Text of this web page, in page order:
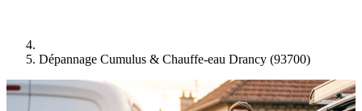
Dépannage Cumulus & Chauffe-eau Drancy (93700)